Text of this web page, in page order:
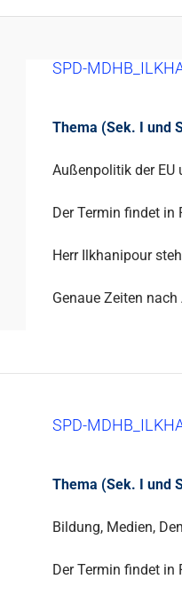
SPD-
Thema (Sek. I und
Außenpolitik der EU
Der Termin findet in
Herr Ilkhanipour
Genaue Zeiten nach
SPD-
Thema (Sek. I und
Bildung, Medien,
Der Termin findet in